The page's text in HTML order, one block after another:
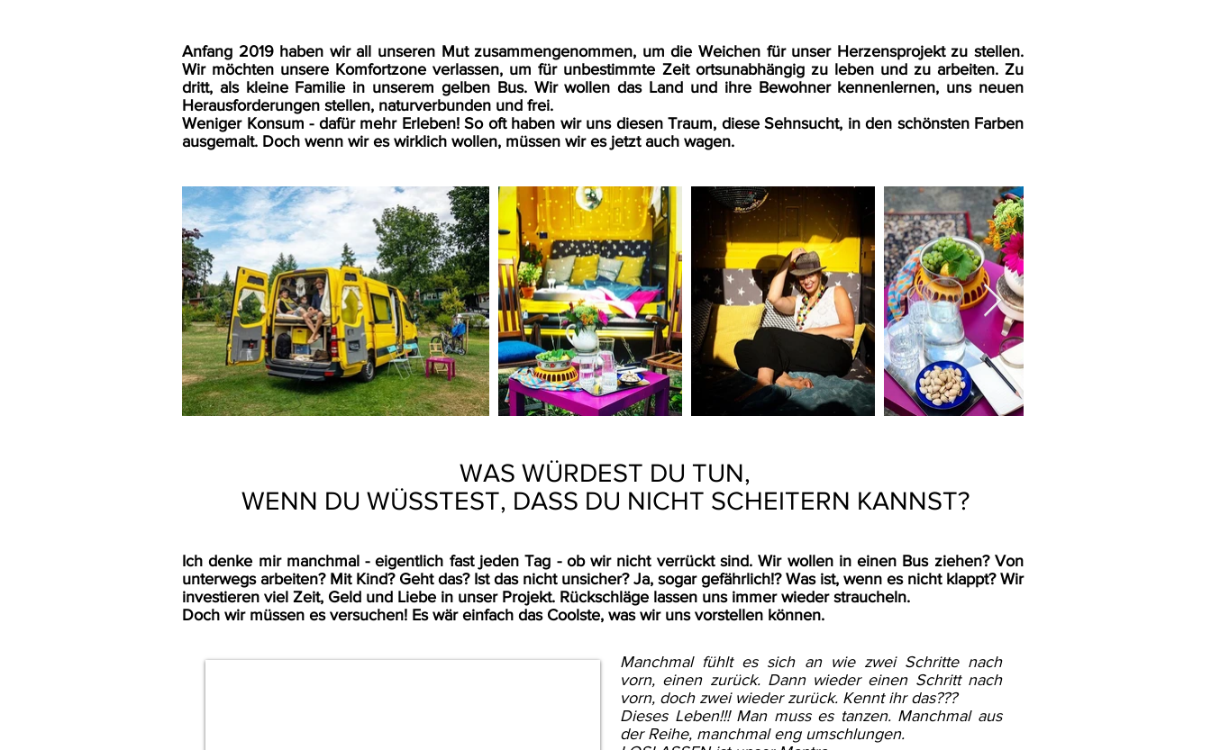
Anfang 2019 haben wir all unseren Mut zusammengenommen, um die Weichen für unser Herzensprojekt zu stellen.
Wir möchten unsere Komfortzone verlassen, um für unbestimmte Zeit ortsunabhängig zu leben und zu arbeiten. Zu
dritt, als kleine Familie in unserem gelben Bus. Wir wollen das Land und ihre Bewohner kennenlernen, uns neuen
Herausforderungen stellen, naturverbunden und frei.
Weniger Konsum - dafür mehr Erleben! So oft haben wir uns diesen Traum, diese Sehnsucht, in den schönsten Farben
ausgemalt. Doch wenn wir es wirklich wollen, müssen wir es jetzt auch wagen.
WAS WÜRDEST DU TUN,
WENN DU WÜSSTEST, DASS DU NICHT SCHEITERN KANNST?
Ich denke mir manchmal - eigentlich fast jeden Tag - ob wir nicht verrückt sind. Wir wollen in einen Bus ziehen? Von
unterwegs arbeiten? Mit Kind? Geht das? Ist das nicht unsicher? Ja, sogar gefährlich!? Was ist, wenn es nicht klappt? Wir
investieren viel Zeit, Geld und Liebe in unser Projekt. Rückschläge lassen uns immer wieder straucheln.
Doch wir müssen es versuchen! Es wär einfach das Coolste, was wir uns vorstellen können.
Manchmal fühlt es sich an wie zwei Schritte nach
vorn, einen zurück. Dann wieder einen Schritt nach
vorn, doch zwei wieder zurück. Kennt ihr das???
Dieses Leben!!! Man muss es tanzen. Manchmal aus
der Reihe, manchmal eng umschlungen.